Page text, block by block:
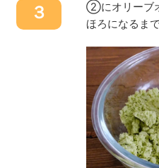
３
②にオリーブ
ほろになるま